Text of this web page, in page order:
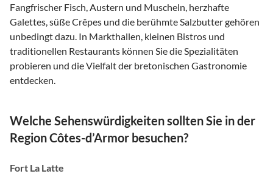
Fangfrischer Fisch, Austern und Muscheln, herzhafte
Galettes, süße Crêpes und die berühmte Salzbutter gehören
unbedingt dazu. In Markthallen, kleinen Bistros und
traditionellen Restaurants können Sie die Spezialitäten
probieren und die Vielfalt der bretonischen Gastronomie
entdecken.
Welche Sehenswürdigkeiten sollten Sie in der
Region Côtes-d’Armor besuchen?
Fort La Latte